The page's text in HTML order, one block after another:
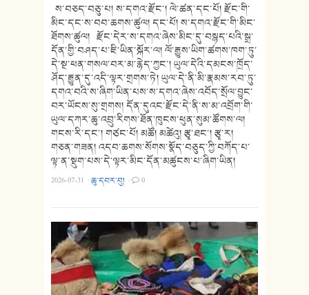
ས་བཅད་བཅུ་པ། ས་དགའ་རྫོང་། ལེ་ཚན་དང་པོ། རྫོང་གི་
མིང་དང་ས་བབ་ཆགས་ཚུལ། དང་པོ། ས་དགའ་རྫོང་གི་མིང་
ཐོགས་ཚུལ། རྫོང་དེར་ས་དགའ་ཞེས་མིང་དུ་བསྙད་པའི་སྒྲ་
དོན་གྱི་བཤད་པ་ཇི་ཡིན་སྐོར་ལ། ལོ་རྒྱུས་ཡིག་ཚགས་ཁག་ཏུ་
དེ་སྔ་ཕན་གསལ་བར་མ་རྙེད་ཀྱང་། ཡུལ་དེའི་དམངས་ཁྲོད་
ཤོད་རྒྱུན་དུ་འདི་ལྟར་གྲགས་ཏེ། ཡུལ་དེ་ནི་མི་རྣམས་རབ་ཏུ་
དགའ་བའི་ས་ཞིག་ཡིན་པས་ས་དགའ་ཞེས་འབོད་སྲོལ་བྱུང་
བར་ཡོངས་སུ་གྲགས། དོན་དུའང་རྫོང་དེ་ནི་ས་མ་འབྲོག་གི་
ཡུལ་དཀར་ཆུ་འབྲུ་རིགས་ཐོན་ཁུངས་ཕུན་སུམ་ཚོགས་ལ།
གངས་རི་དང་། གཙང་པོ། མཚོ། མཚེའུ། རྩྭ་ཐང་། རྩྭ་ར།
གཅན་གཟན། འདབ་ཆགས་སོགས་སྣོད་བཅུད་ཀྱི་བཀོད་པ་
ལྟ་ན་སྡུག་པས་དེ་ལྟར་མིང་དོན་མཚུངས་པ་ཞིག་ཡིན།
2026-07-31 ·ཆུ་དབར་བུ། · 0